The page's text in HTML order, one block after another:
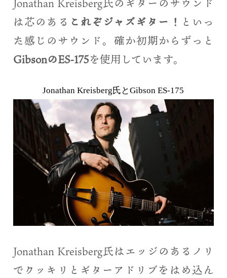
Jonathan Kreisberg氏のギターのサウンド
は芯のある これぞジャズギター！ といっ
た感じのサウンド。確か初期からずっと
GibsonのES-175を使用しています。
Jonathan Kreisberg氏とGibson ES-175
Jonathan Kreisberg氏はエッジのあるノリ
でクッキリとギターアドリブをはめ込ん